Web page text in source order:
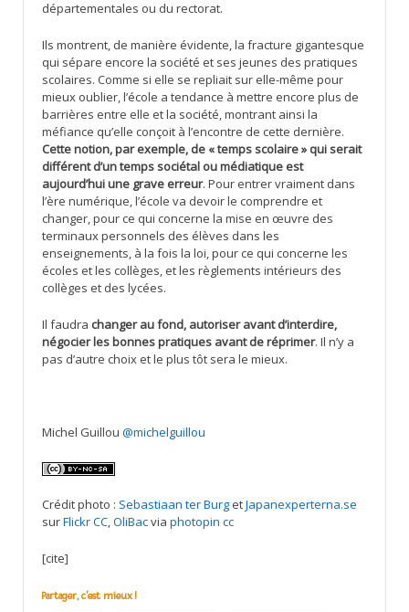
départementales ou du rectorat.
Ils montrent, de manière évidente, la fracture gigantesque
qui sépare encore la société et ses jeunes des pratiques
scolaires. Comme si elle se repliait sur elle-même pour
mieux oublier, l’école a tendance à mettre encore plus de
barrières entre elle et la société, montrant ainsi la
méfiance qu’elle conçoit à l’encontre de cette dernière.
Cette notion, par exemple, de « temps scolaire » qui serait
différent d’un temps sociétal ou médiatique est
aujourd’hui une grave erreur. Pour entrer vraiment dans
l’ère numérique, l’école va devoir le comprendre et
changer, pour ce qui concerne la mise en œuvre des
terminaux personnels des élèves dans les
enseignements, à la fois la loi, pour ce qui concerne les
écoles et les collèges, et les règlements intérieurs des
collèges et des lycées.
Il faudra changer au fond, autoriser avant d’interdire,
négocier les bonnes pratiques avant de réprimer. Il n’y a
pas d’autre choix et le plus tôt sera le mieux.
Michel Guillou @michelguillou
Crédit photo : Sebastiaan ter Burg etJapanexperterna.se
surFlickr CC,OliBacvia photopin cc
[cite]
Partager, c'est mieux !